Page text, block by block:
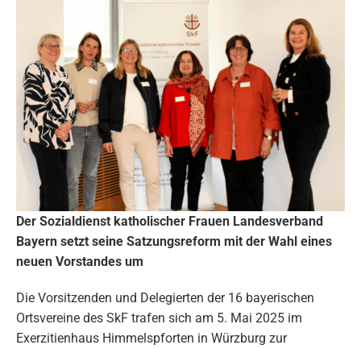
Der Sozialdienst katholischer Frauen Landesverband
Bayern setzt seine Satzungsreform mit der Wahl eines
neuen Vorstandes um
Die Vorsitzenden und Delegierten der 16 bayerischen
Ortsvereine des SkF trafen sich am 5. Mai 2025 im
Exerzitienhaus Himmelspforten in Würzburg zur